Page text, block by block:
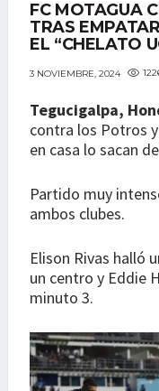
FC MOTAGUA
TRAS
EL “CHELATO
3 NOVIEMBRE, 2024
Tegucigalpa,
contra los Potros
en casa lo sacan
Partido muy
ambos clubes.
Elison Rivas halló
un centro y Eddie
minuto 3.